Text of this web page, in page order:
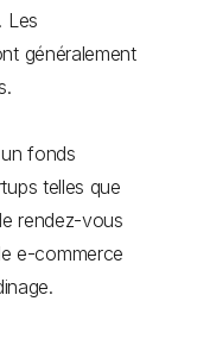
Les
généralement
fonds
telles que
rendez-vous
e-commerce